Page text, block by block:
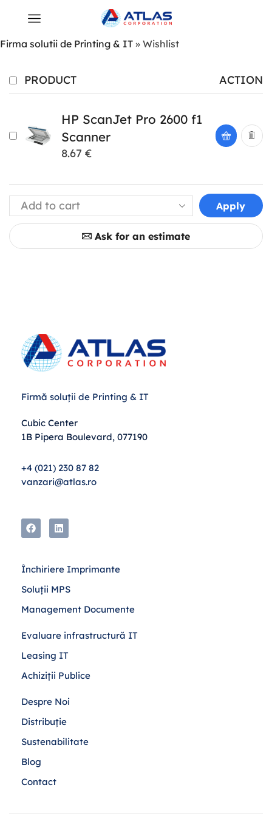
Firma solutii de Printing & IT » Wishlist
PRODUCT ACTION
HP ScanJet Pro 2600 f1
Scanner
8.67 €
Apply
Ask for an estimate
Firmă soluții de Printing & IT
Cubic Center
1B Pipera Boulevard, 077190
+4 (021) 230 87 82
vanzari@atlas.ro
Închiriere Imprimante
Soluții MPS
Management Documente
Evaluare infrastructură IT
Leasing IT
Achiziții Publice
Despre Noi
Distribuție
Sustenabilitate
Blog
Contact